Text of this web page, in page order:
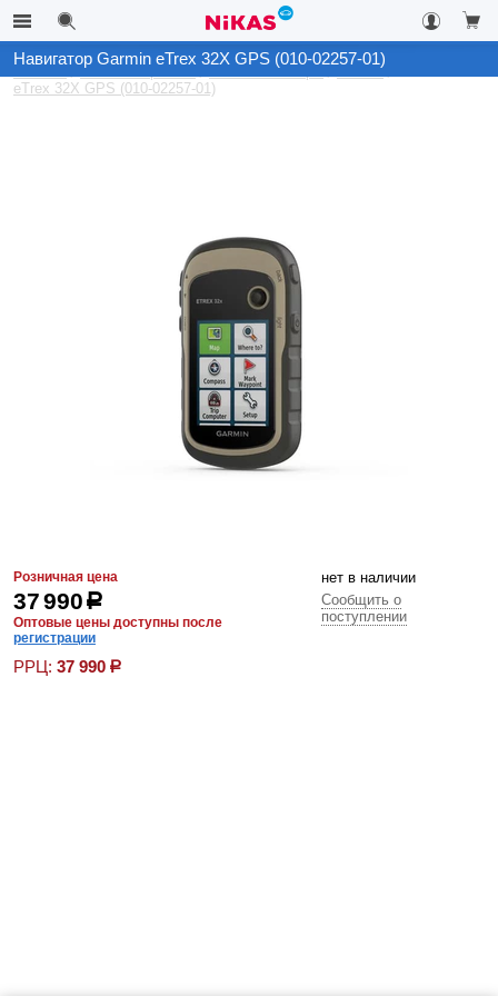
Автоэлектроника GPS-Навигаторы
Garmin
eTrex 32X GPS (010-02257-01)
Навигатор Garmin eTrex 32X GPS (010-02257-01)
Розничная цена
37 990р
Оптовые цены доступны после
регистрации
РРЦ: 37 990 р
нет в наличии
Сообщить о
поступлении